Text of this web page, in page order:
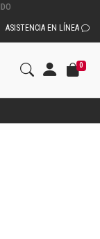
ASISTENCIA EN LÍNEA
0